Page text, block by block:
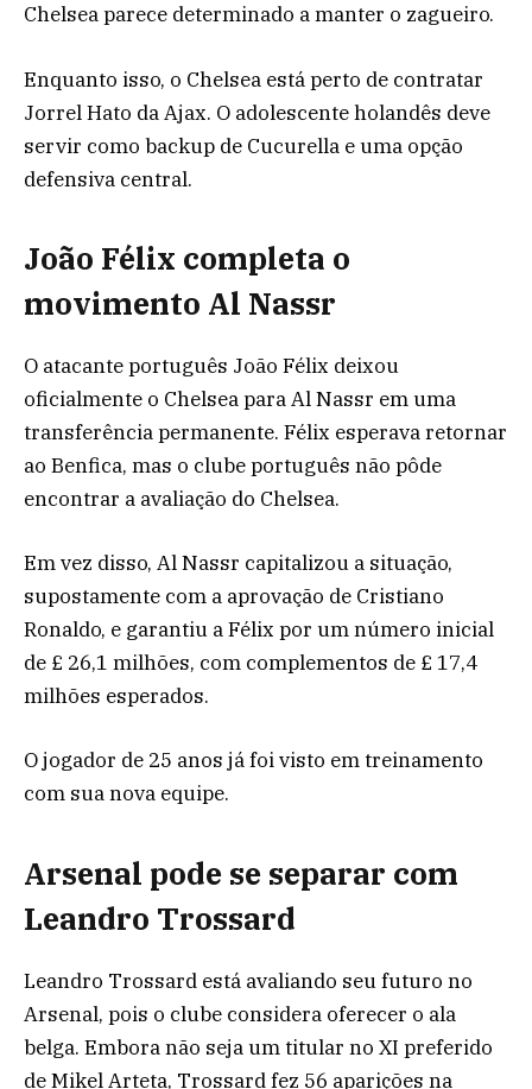
Chelsea parece determinado a manter o zagueiro.
Enquanto isso, o Chelsea está perto de contratar
Jorrel Hato da Ajax. O adolescente holandês deve
servir como backup de Cucurella e uma opção
defensiva central.
João Félix completa o
movimento Al Nassr
O atacante português João Félix deixou
oficialmente o Chelsea para Al Nassr em uma
transferência permanente. Félix esperava retornar
ao Benfica, mas o clube português não pôde
encontrar a avaliação do Chelsea.
Em vez disso, Al Nassr capitalizou a situação,
supostamente com a aprovação de Cristiano
Ronaldo, e garantiu a Félix por um número inicial
de £ 26,1 milhões, com complementos de £ 17,4
milhões esperados.
O jogador de 25 anos já foi visto em treinamento
com sua nova equipe.
Arsenal pode se separar com
Leandro Trossard
Leandro Trossard está avaliando seu futuro no
Arsenal, pois o clube considera oferecer o ala
belga. Embora não seja um titular no XI preferido
de Mikel Arteta, Trossard fez 56 aparições na